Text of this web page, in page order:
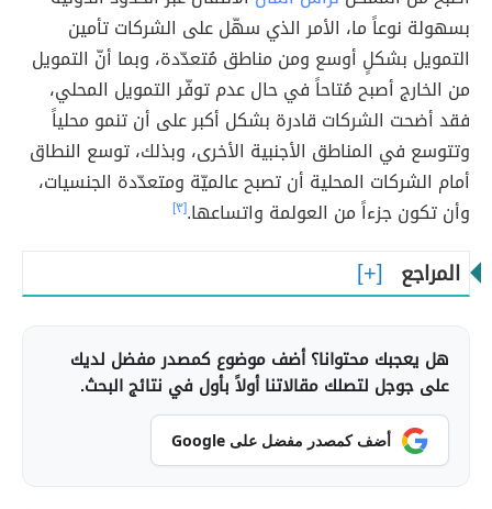
بسهولة نوعاً ما، الأمر الذي سهّل على الشركات تأمين
التمويل بشكلٍ أوسع ومن مناطق مُتعدّدة، وبما أنّ التمويل
من الخارج أصبح مُتاحاً في حال عدم توفّر التمويل المحلي،
فقد أضحت الشركات قادرة بشكل أكبر على أن تنمو محلياً
وتتوسع في المناطق الأجنبية الأخرى، وبذلك، توسع النطاق
أمام الشركات المحلية أن تصبح عالميّة ومتعدّدة الجنسيات،
وأن تكون جزءاً من العولمة واتساعها.[٣]
المراجع
هل يعجبك محتوانا؟ أضف موضوع كمصدر مفضل لديك
على جوجل لتصلك مقالاتنا أولاً بأول في نتائج البحث.
أضف كمصدر مفضل على Google